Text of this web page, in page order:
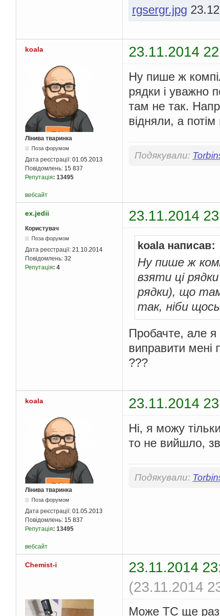
var
  f
: TextFile; //
begin
  fName
:= Edit1 .Text
{$!-}
$I+}
if IOResult <> 0
begin
MessageDlgt
      mtError
, [mbOk
while not EOF(f) do
begin
CloseFile(f); //
end ;
// Записати до файлу
procedure TForml.
  f
: TextFile;
//
  fName
string 80
  i
: integer ;
begin
  fName
:= Edit1.Text
AssignFile ( f, fName
Rewrite(f );
//
// Записати в файл
for i := to Memo1
    writeln
( f, Memo1.
CloseFile(f ); //
MessageDlg
end
rgsergr.jpg
koala 23.11.2014
Лінива тваринка
Поза форумом
Дата реєстрації: 01.05.2013
Повідомлень: 15 837
Репутація: 13495
Ну пише ж
рядки і уважно
там не так.
відняли, а
Подякували:
вебсайт
ex.jedii 23.11.2014
Користувач
Поза форумом
Дата реєстрації: 21.10.2014
Повідомлень: 32
Репутація: 4
koala написав:
Ну пише ж
взяти ці
рядки), що
так, ніби
Пробачте, але я
виправити
???
koala 23.11.2014
Лінива тваринка
Поза форумом
Дата реєстрації: 01.05.2013
Повідомлень: 15 837
Репутація: 13495
Ні, я можу
то не вийшло,
Подякували:
вебсайт
Chemist-i
23.11.2014
(23.11.2014
Може ТС ще раз